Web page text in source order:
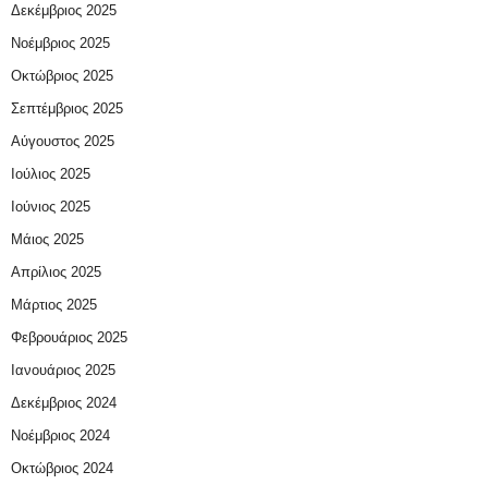
Δεκέμβριος 2025
Νοέμβριος 2025
Οκτώβριος 2025
Σεπτέμβριος 2025
Αύγουστος 2025
Ιούλιος 2025
Ιούνιος 2025
Μάιος 2025
Απρίλιος 2025
Μάρτιος 2025
Φεβρουάριος 2025
Ιανουάριος 2025
Δεκέμβριος 2024
Νοέμβριος 2024
Οκτώβριος 2024